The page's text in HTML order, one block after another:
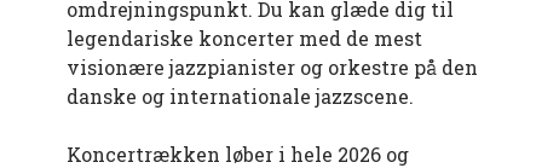
omdrejningspunkt. Du kan glæde dig til
legendariske koncerter med de mest
visionære jazzpianister og orkestre på den
danske og internationale jazzscene.
Koncertrækken løber i hele 2026 og